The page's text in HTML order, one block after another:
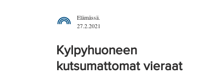
Elämässä.
27.2.2021
Kylpyhuoneen
kutsumattomat vieraat